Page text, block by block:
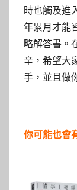
時也觸及進
年累月才能
略解答書。
辛，希望大
手，並且做
你可能也會